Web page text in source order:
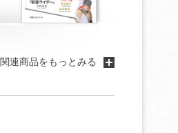
関連商品をもっとみる